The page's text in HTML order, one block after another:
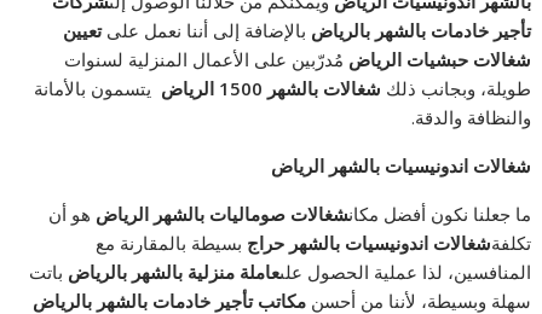
تأجير خادمات بالشهر بالرياض بالإضافة إلى أننا نعمل علىتعيين
شغالات حبشيات الرياض مُدرّبين على الأعمال المنزلية لسنوات
طويلة، وبجانب ذلك شغالات بالشهر 1500 الرياض
يتسمون بالأمانة
والنظافة والدقة.
شغالات اندونيسياتبالشهرالرياض
ما جعلنا نكون أفضل مكانشغالات صوماليات بالشهر الرياض هو أن
تكلفةشغالات اندونيسيات بالشهر حراج بسيطة بالمقارنة مع
المنافسين، لذا عملية الحصول علىعاملة منزلية بالشهر بالرياض باتت
سهلة وبسيطة، لأننا من أحسنمكاتب تأجير خادمات بالشهر بالرياض